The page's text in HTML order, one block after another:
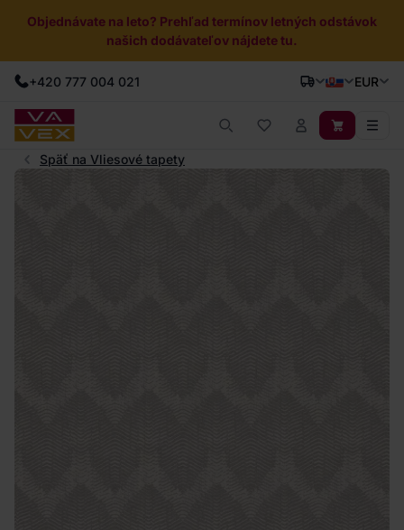
Objednávate na leto? Prehľad termínov letných odstávok
našich dodávateľov nájdete tu.
+420 777 004 021 EUR
Späť na Vliesové tapety